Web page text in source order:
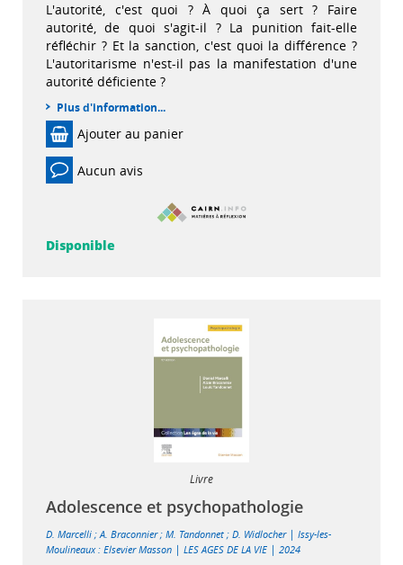
L'autorité, c'est quoi ? À quoi ça sert ? Faire
autorité, de quoi s'agit-il ? La punition fait-elle
réfléchir ? Et la sanction, c'est quoi la différence ?
L'autoritarisme n'est-il pas la manifestation d'une
autorité déficiente ?
Plus d'information...
Ajouter au panier
Aucun avis
Disponible
Livre
Adolescence et psychopathologie
D. Marcelli ;A. Braconnier; M. Tandonnet ; D. Widlocher | Issy-les-
Moulineaux : Elsevier Masson | LES AGES DE LA VIE | 2024